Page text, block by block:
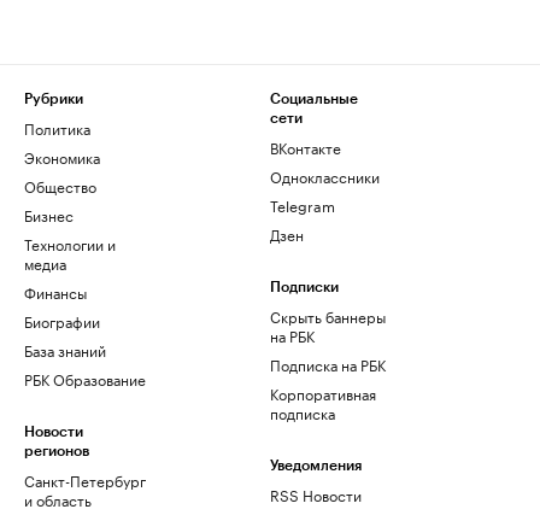
Рубрики
Политика
Экономика
Общество
Бизнес
Технологии и
медиа
Финансы
Биографии
База знаний
РБК Образование
Новости
регионов
Санкт-Петербург
и область
Социальные
сети
ВКонтакте
Одноклассники
Telegram
Дзен
Подписки
Скрыть баннеры
на РБК
Подписка на РБК
Корпоративная
подписка
Уведомления
RSS Новости